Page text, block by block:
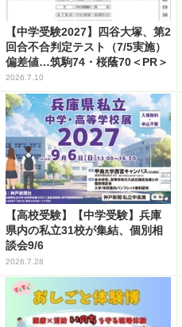
【中学受験2027】四谷大塚、第2
回合不合判定テスト（7/5実施）
偏差値…筑駒74・桜蔭70＜PR＞
2026.7.10
【高校受験】【中学受験】兵庫
県内の私立31校が集結、個別相
談会9/6
2026.7.28